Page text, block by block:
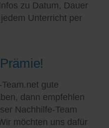
zu Datum, Dauer
Unterricht per
gute
dann empfehlen
Nachhilfe-Team
möchten uns dafür